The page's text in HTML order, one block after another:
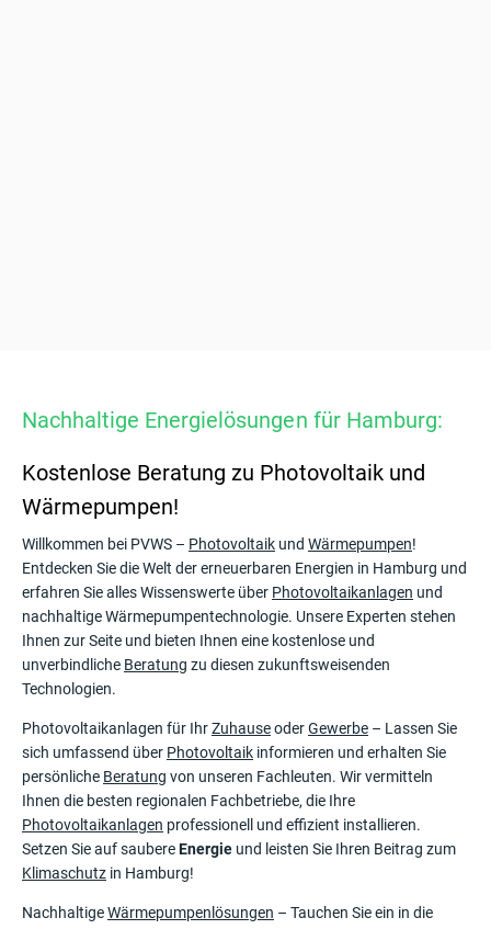
Nachhaltige Energielösungen für Hamburg:
Kostenlose Beratung zu Photovoltaik und
Wärmepumpen!
Willkommen bei PVWS – Photovoltaik und Wärmepumpen!
Entdecken Sie die Welt der erneuerbaren Energien in Hamburg und
erfahren Sie alles Wissenswerte über Photovoltaikanlagen und
nachhaltige Wärmepumpentechnologie. Unsere Experten stehen
Ihnen zur Seite und bieten Ihnen eine kostenlose und
unverbindliche Beratung zu diesen zukunftsweisenden
Technologien.
Photovoltaikanlagen für IhrZuhauseoderGewerbe – Lassen Sie
sich umfassend über Photovoltaik informieren und erhalten Sie
persönliche Beratung von unseren Fachleuten. Wir vermitteln
Ihnen die besten regionalen Fachbetriebe, die Ihre
Photovoltaikanlagen professionell und effizient installieren.
Setzen Sie auf saubereEnergie und leisten Sie Ihren Beitrag zum
Klimaschutz in Hamburg!
NachhaltigeWärmepumpenlösungen – Tauchen Sie ein in die